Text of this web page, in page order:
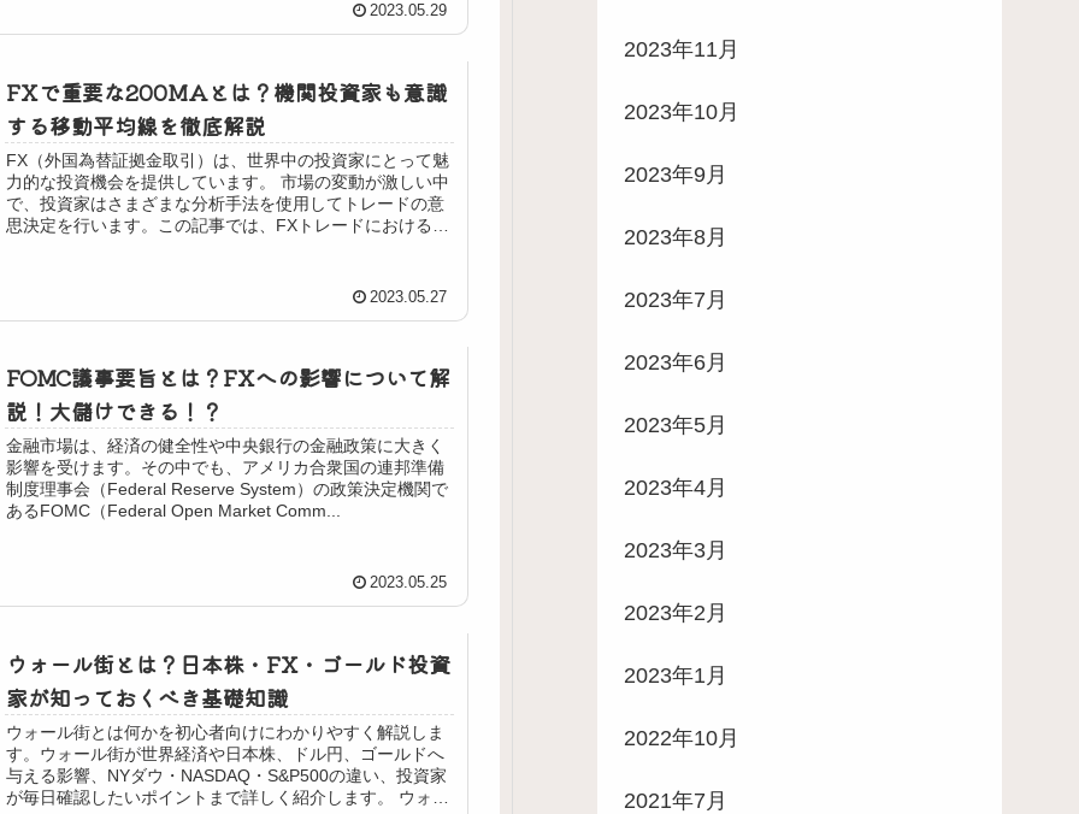
2023.05.29
FXで重要な200MAとは？機関投資家も意識
する移動平均線を徹底解説
FX（外国為替証拠金取引）は、世界中の投資家にとって魅
力的な投資機会を提供しています。 市場の変動が激しい中
で、投資家はさまざまな分析手法を使用してトレードの意
思決定を行います。この記事では、FXトレードにおける移
2023.05.27
FOMC議事要旨とは？FXへの影響について解
説！大儲けできる！？
金融市場は、経済の健全性や中央銀行の金融政策に大きく
影響を受けます。その中でも、アメリカ合衆国の連邦準備
制度理事会（Federal Reserve System）の政策決定機関で
あるFOMC（Federal Open Market Comm...
2023.05.25
ウォール街とは？日本株・FX・ゴールド投資
家が知っておくべき基礎知識
ウォール街とは何かを初心者向けにわかりやすく解説しま
す。ウォール街が世界経済や日本株、ドル円、ゴールドへ
与える影響、NYダウ・NASDAQ・S&P500の違い、投資家
が毎日確認したいポイントまで詳しく紹介します。 ウォー
2023年11月
2023年10月
2023年9月
2023年8月
2023年7月
2023年6月
2023年5月
2023年4月
2023年3月
2023年2月
2023年1月
2022年10月
2021年7月